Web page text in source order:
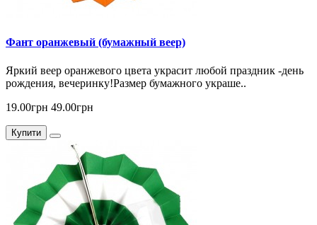
Фант оранжевый (бумажный веер)
Яркий веер оранжевого цвета украсит любой праздник -день
рождения, вечеринку!Размер бумажного украше..
19.00грн 49.00грн
Купити